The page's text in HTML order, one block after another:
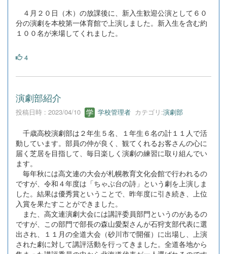
４月２０日（木）の放課後に、新入生歓迎公演として６０
分の演劇を本校第一体育館で上演しました。新入生を含む約
１００名が来場してくれました。
4
演劇部紹介
投稿日時 : 2023/04/10 学校管理者 カテゴリ:演劇部
千歳高校演劇部は２年生５名、１年生６名の計１１人で活
動しています。部員の仲が良く、観てくれるお客さんの心に
届く芝居を目指して、毎日楽しく演劇の練習に取り組んでい
ます。
毎年秋には高文連の大会が札幌教育文化会館で行われるの
ですが、令和４年度は「ちゃぶ台の詩」という劇を上演しま
した。結果は優秀賞ということで、昨年度に引き続き、上位
入賞を果たすことができました。
また、高文連演劇大会には講評委員部門というのがあるの
ですが、この部門で部長の森山愛梨さんが石狩支部代表に選
出され、１１月の全道大会（砂川市で開催）に出場し、上演
された劇に対して講評活動を行ってきました。全道各地から